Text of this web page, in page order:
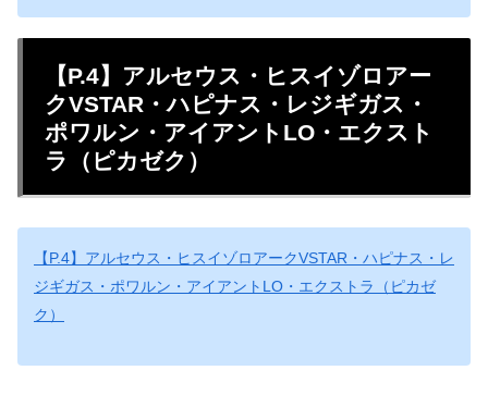
【P.4】アルセウス・ヒスイゾロアー
クVSTAR・ハピナス・レジギガス・
ポワルン・アイアントLO・エクスト
ラ（ピカゼク）
【P.4】アルセウス・ヒスイゾロアークVSTAR・ハピナス・レ
ジギガス・ポワルン・アイアントLO・エクストラ（ピカゼ
ク）